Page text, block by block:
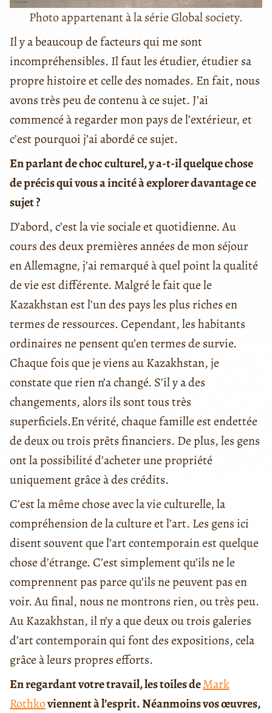
Photo appartenant à la série Global society.
Il y a beaucoup de facteurs qui me sont
incompréhensibles. Il faut les étudier, étudier sa
propre histoire et celle des nomades. En fait, nous
avons très peu de contenu à ce sujet. J’ai
commencé à regarder mon pays de l’extérieur, et
c’est pourquoi j’ai abordé ce sujet.
En parlant de choc culturel, y a-t-il quelque chose
de précis qui vous a incité à explorer davantage ce
sujet ?
D’abord, c’est la vie sociale et quotidienne. Au
cours des deux premières années de mon séjour
en Allemagne, j’ai remarqué à quel point la qualité
de vie est différente. Malgré le fait que le
Kazakhstan est l’un des pays les plus riches en
termes de ressources. Cependant, les habitants
ordinaires ne pensent qu’en termes de survie.
Chaque fois que je viens au Kazakhstan, je
constate que rien n’a changé. S’il y a des
changements, alors ils sont tous très
superficiels.En vérité, chaque famille est endettée
de deux ou trois prêts financiers. De plus, les gens
ont la possibilité d’acheter une propriété
uniquement grâce à des crédits.
C’est la même chose avec la vie culturelle, la
compréhension de la culture et l’art. Les gens ici
disent souvent que l’art contemporain est quelque
chose d’étrange. C’est simplement qu’ils ne le
comprennent pas parce qu’ils ne peuvent pas en
voir. Au final, nous ne montrons rien, ou très peu.
Au Kazakhstan, il n’y a que deux ou trois galeries
d’art contemporain qui font des expositions, cela
grâce à leurs propres efforts.
En regardant votre travail, les toiles deMark
Rothkoviennent à l’esprit. Néanmoins vos œuvres,